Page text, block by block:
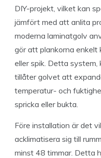
DIY-projekt, vilket kan
jämfört med att anlita
moderna laminatgolv
gör att plankorna enkelt
eller spik. Detta system,
tillåter golvet att
temperatur- och
spricka eller bukta.
Före installation är det
acklimatisera sig till
minst 48 timmar. Detta